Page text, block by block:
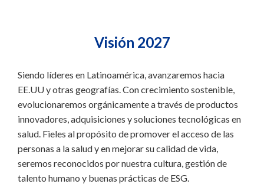
Visión 2027
Siendo líderes en Latinoamérica, avanzaremos hacia
EE.UU y otras geografías. Con crecimiento sostenible,
evolucionaremos orgánicamente a través de productos
innovadores, adquisiciones y soluciones tecnológicas en
salud. Fieles al propósito de promover el acceso de las
personas a la salud y en mejorar su calidad de vida,
seremos reconocidos por nuestra cultura, gestión de
talento humano y buenas prácticas de ESG.